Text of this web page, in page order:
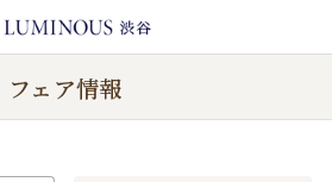
フェア情報